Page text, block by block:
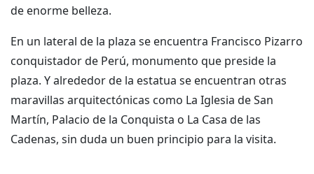
de enorme belleza.
En un lateral de la plaza se encuentra Francisco Pizarro
conquistador de Perú, monumento que preside la
plaza. Y alrededor de la estatua se encuentran otras
maravillas arquitectónicas como La Iglesia de San
Martín, Palacio de la Conquista o La Casa de las
Cadenas, sin duda un buen principio para la visita.